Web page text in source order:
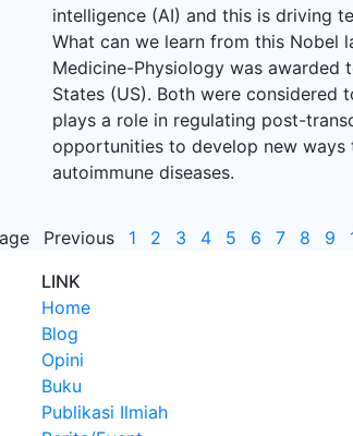
intelligence (AI) and this is driving
What can we learn from this Nobel
Medicine-Physiology was awarded
States (US). Both were
plays a role in regulating post-
opportunities to develop new ways
autoimmune diseases.
Previous 1 2 3 4 5 6 7 8 9
LINK
Home
Blog
Opini
Buku
Publikasi Ilmiah